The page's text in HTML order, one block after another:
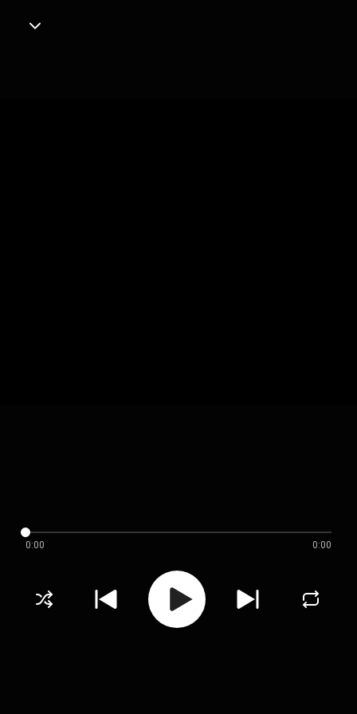
0:00 0:00